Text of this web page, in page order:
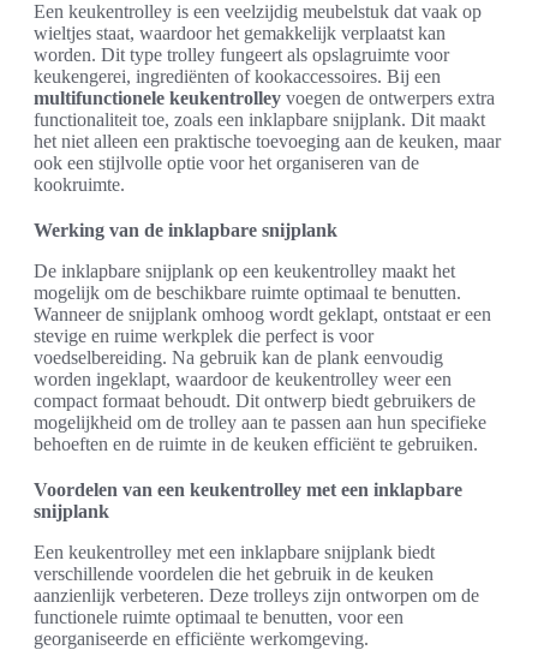
Een keukentrolley is een veelzijdig meubelstuk dat vaak op
wieltjes staat, waardoor het gemakkelijk verplaatst kan
worden. Dit type trolley fungeert als opslagruimte voor
keukengerei, ingrediënten of kookaccessoires. Bij een
multifunctionele keukentrolley voegen de ontwerpers extra
functionaliteit toe, zoals een inklapbare snijplank. Dit maakt
het niet alleen een praktische toevoeging aan de keuken, maar
ook een stijlvolle optie voor het organiseren van de
kookruimte.
Werking van de inklapbare snijplank
De inklapbare snijplank op een keukentrolley maakt het
mogelijk om de beschikbare ruimte optimaal te benutten.
Wanneer de snijplank omhoog wordt geklapt, ontstaat er een
stevige en ruime werkplek die perfect is voor
voedselbereiding. Na gebruik kan de plank eenvoudig
worden ingeklapt, waardoor de keukentrolley weer een
compact formaat behoudt. Dit ontwerp biedt gebruikers de
mogelijkheid om de trolley aan te passen aan hun specifieke
behoeften en de ruimte in de keuken efficiënt te gebruiken.
Voordelen van een keukentrolley met een inklapbare
snijplank
Een keukentrolley met een inklapbare snijplank biedt
verschillende voordelen die het gebruik in de keuken
aanzienlijk verbeteren. Deze trolleys zijn ontworpen om de
functionele ruimte optimaal te benutten, voor een
georganiseerde en efficiënte werkomgeving.